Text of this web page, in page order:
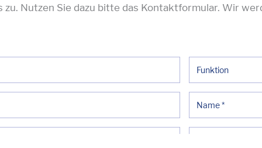
zu. Nutzen Sie dazu bitte das Kontaktformular. Wir